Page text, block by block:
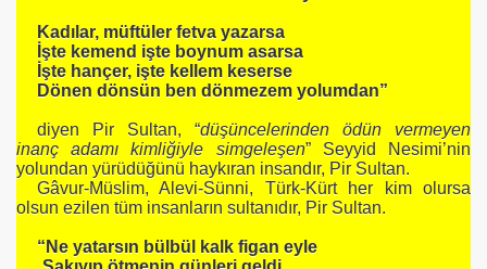
Kadılar, müftüler fetva yazarsa
İşte kemend işte boynum asarsa
İşte hançer, işte kellem keserse
Dönen dönsün ben dönmezem yolumdan”
diyen Pir Sultan, “düşüncelerinden ödün vermeyen
inanç adamı kimliğiyle simgeleşen” Seyyid Nesimi’nin
yolundan yürüdüğünü haykıran insandır, Pir Sultan.
Gâvur-Müslim, Alevi-Sünni, Türk-Kürt her kim olursa
olsun ezilen tüm insanların sultanıdır, Pir Sultan.
“Ne yatarsın bülbül kalk figan eyle